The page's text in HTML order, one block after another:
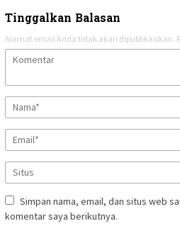
Tinggalkan Balasan
Alamat email Anda tidak akan dipublikasikan.
Simpan nama, email, dan situs web
komentar saya berikutnya.